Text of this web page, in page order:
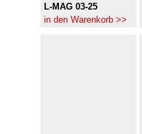
L-MAG 03-25
in den Warenkorb >>